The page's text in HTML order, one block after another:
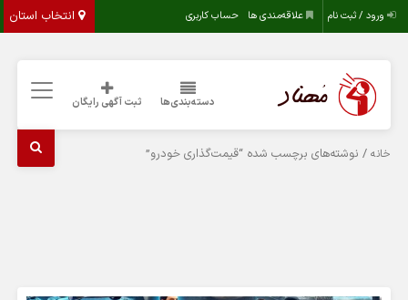
انتخاب استان ورود / ثبت نام علاقه‌مندی ها حساب کاربری
دسته‌بندی‌ها ثبت آگهی رایگان
خانه / نوشته‌های برچسب شده “قیمت‌گذاری خودرو”